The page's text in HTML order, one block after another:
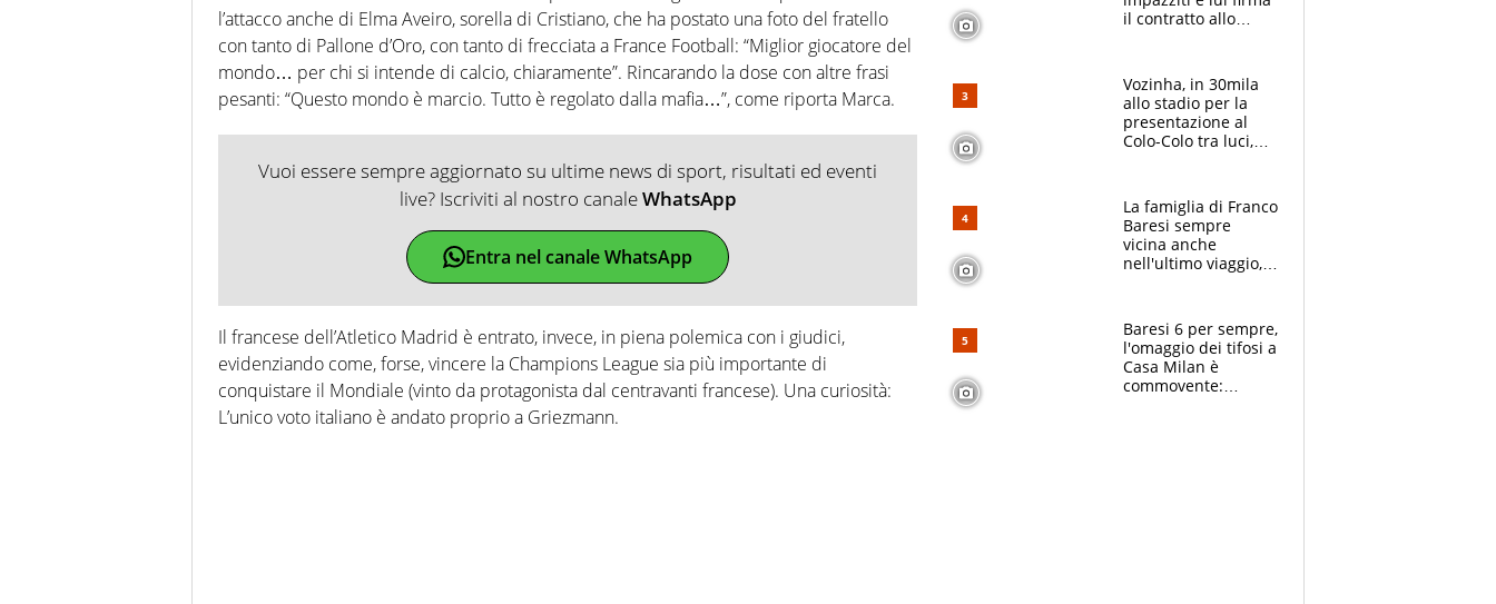
l’attacco anche di Elma Aveiro, sorella di Cristiano, che ha postato una foto del fratello
con tanto di Pallone d’Oro, con tanto di frecciata a France Football: “Miglior giocatore del
mondo… per chi si intende di calcio, chiaramente”. Rincarando la dose con altre frasi
pesanti: “Questo mondo è marcio. Tutto è regolato dalla mafia…”, come riporta Marca.
Vuoi essere sempre aggiornato su ultime news di sport, risultati ed eventi
live? Iscriviti al nostro canaleWhatsApp
Entra nel canale WhatsApp
Il francese dell’Atletico Madrid è entrato, invece, in piena polemica con i giudici,
evidenziando come, forse, vincere la Champions League sia più importante di
conquistare il Mondiale (vinto da protagonista dal centravanti francese). Una curiosità:
L’unico voto italiano è andato proprio a Griezmann.
il contratto allo
Vozinha, in 30mila
allo stadio per la
presentazione al
Colo-Colo tra luci,
La famiglia di Franco
Baresi sempre
vicina anche
nell'ultimo viaggio,
circondati
dall'affetto dei tifosi
Baresi 6 per sempre,
l'omaggio dei tifosi a
Casa Milan è
commovente: